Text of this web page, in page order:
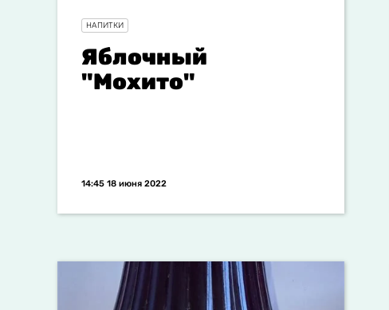
НАПИТКИ
Яблочный
"Мохито"
14:45 18 июня 2022